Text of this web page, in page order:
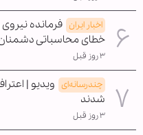
اخبار ایران فرمانده نیروی
خطای محاسباتی
۳ روز قبل
چندرسانه‌ای ویدیو |
شدند
۳ روز قبل